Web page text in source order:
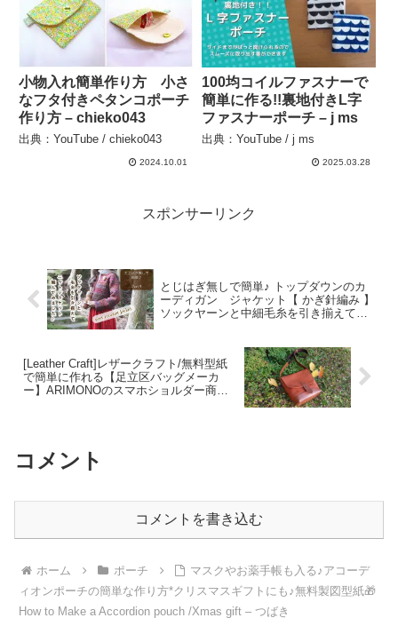
小物入れ簡単作り方 小さ
なフタ付きペタンコポーチ
作り方 – chieko043
出典：YouTube / chieko043
2024.10.01
100均コイルファスナーで
簡単に作る!!裏地付きL字
ファスナーポーチ – j ms
出典：YouTube / j ms
2025.03.28
スポンサーリンク
とじはぎ無しで簡単♪ トップダウンのカ
ーディガン ジャケット【 かぎ針編み 】
ソックヤーンと中細毛糸を引き揃えて編
物 探究♡ ほんわか暮らし♡ Vlog
[Leather Craft]レザークラフト/無料型紙
で簡単に作れる【足立区バッグメーカ
ー】ARIMONOのスマホショルダー商品
コメント
コメントを書き込む
ホーム ポーチ
マスクやお薬手帳も入る♪アコーデ
ィオンポーチの簡単な作り方*クリスマスギフトにも♪無料製図型紙🎁
How to Make a Accordion pouch /Xmas gift – つばき